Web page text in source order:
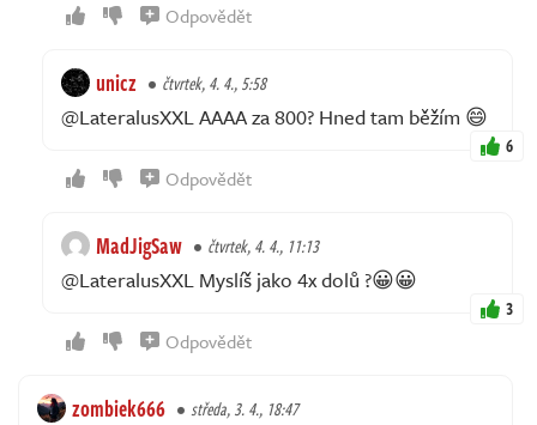
Odpovědět
unicz čtvrtek, 4. 4., 5:58
@LateralusXXL AAAA za 800? Hned tam běžím 😄
6
Odpovědět
MadJigSaw čtvrtek, 4. 4., 11:13
@LateralusXXL Myslíš jako 4x dolů ?😀😀
3
Odpovědět
zombiek666 středa, 3. 4., 18:47